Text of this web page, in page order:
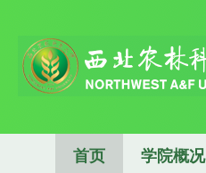
首页 学院概况